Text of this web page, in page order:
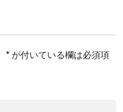
*が付いている欄は必須項